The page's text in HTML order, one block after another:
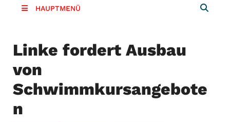
HAUPTMENÜ
Linke fordert Ausbau
von
Schwimmkursangebote
n